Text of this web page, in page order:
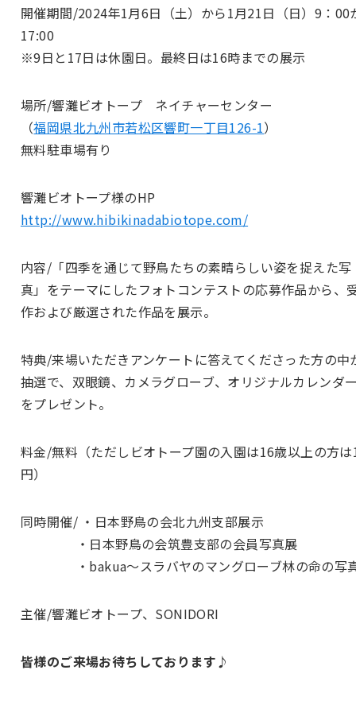
開催期間/2024年1月6日（土）から1月21日（日）9：00
17:00
※9日と17日は休園日。最終日は16時までの展示
場所/響灘ビオトープ ネイチャーセンター
（福岡県北九州市若松区響町一丁目126-1）
無料駐車場有り
響灘ビオトープ様のHP
http://www.hibikinadabiotope.com/
内容/「四季を通じて野鳥たちの素晴らしい姿を捉えた写
真」をテーマにしたフォトコンテストの応募作品から、
作および厳選された作品を展示。
特典/来場いただきアンケートに答えてくださった方の中
抽選で、双眼鏡、カメラグローブ、オリジナルカレンダ
をプレゼント。
料金/無料（ただしビオトープ園の入園は16歳以上の方
円）
同時開催/ ・日本野鳥の会北九州支部展示
・日本野鳥の会筑豊支部の会員写真展
・bakua～スラバヤのマングローブ林の命の写
主催/響灘ビオトープ、SONIDORI
皆様のご来場お待ちしております♪